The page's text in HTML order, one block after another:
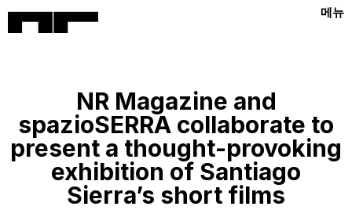
메뉴
NR Magazine and
spazioSERRA collaborate to
present a thought-provoking
exhibition of Santiago
Sierra’s short films